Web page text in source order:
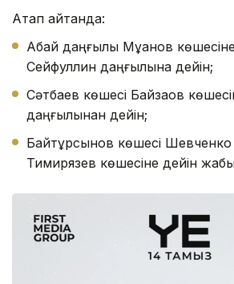
Атап айтқанда:
Абай даңғылы Мұқанов
Сейфуллин даңғылына дейін;
Сәтбаев көшесі Байзақов
даңғылынан дейін;
Байтұрсынов көшесі Шевченко
Тимирязев көшесіне дейін